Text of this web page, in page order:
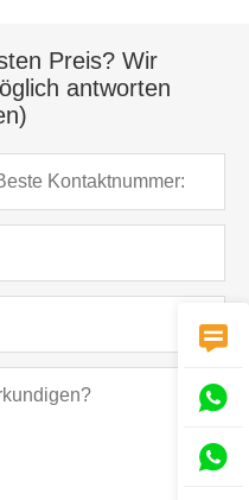
Preis? Wir
antworten


